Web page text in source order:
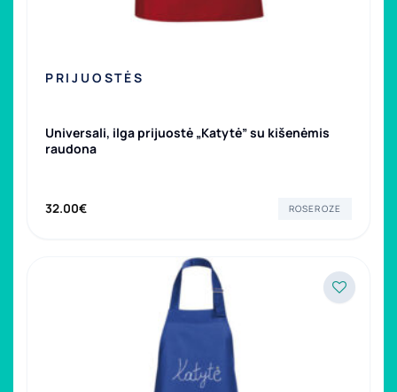
PRIJUOSTĖS
Universali, ilga prijuostė „Katytė” su kišenėmis
raudona
32.00€ ROSEROZE